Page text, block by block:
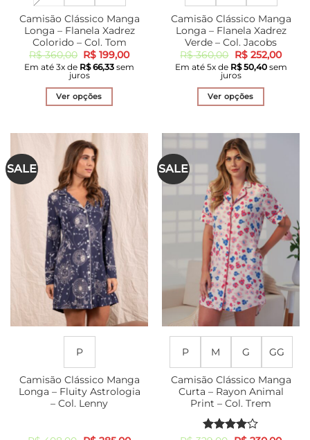
Camisão Clássico Manga
Longa – Flanela Xadrez
Colorido – Col. Tom
R$360,00 O
preço
original
era:
R$ 360,00.
R$ 199,00O
preço
atual
Em até 3x de R$66,33 sem
juros
Ver opções
tem
várias
variantes.
As
opções
podem
ser
escolhidas
na
página
do
produto
Camisão Clássico Manga
Longa – Flanela Xadrez
Verde – Col. Jacobs
R$360,00 O
preço
original
era:
R$ 360,00.
R$252,00O
preço
atual
Em até 5x de R$50,40sem
juros
Ver opções
tem
várias
variantes.
As
opções
podem
ser
escolhidas
na
página
do
produto
SALE
P
Camisão Clássico Manga
Longa – Fluity Astrologia
– Col. Lenny
SALE
P M G GG
Camisão Clássico Manga
Curta – Rayon Animal
Print – Col. Trem